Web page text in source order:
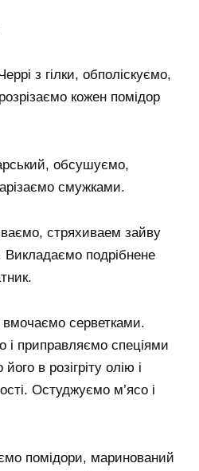
з гілки, обполіскуємо,
кожен помідор
обсушуємо,
смужками.
стряхиваем зайву
Викладаємо подрібнене
серветками.
і приправляємо спеціями
в розігріту олію і
Остуджуємо м’ясо і
помідори, маринований